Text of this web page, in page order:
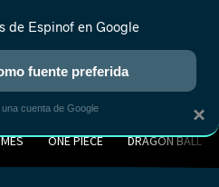
ONE PIECE DRAGON BALL
×
de Espinof en Google
fuente preferida
cuenta de Google